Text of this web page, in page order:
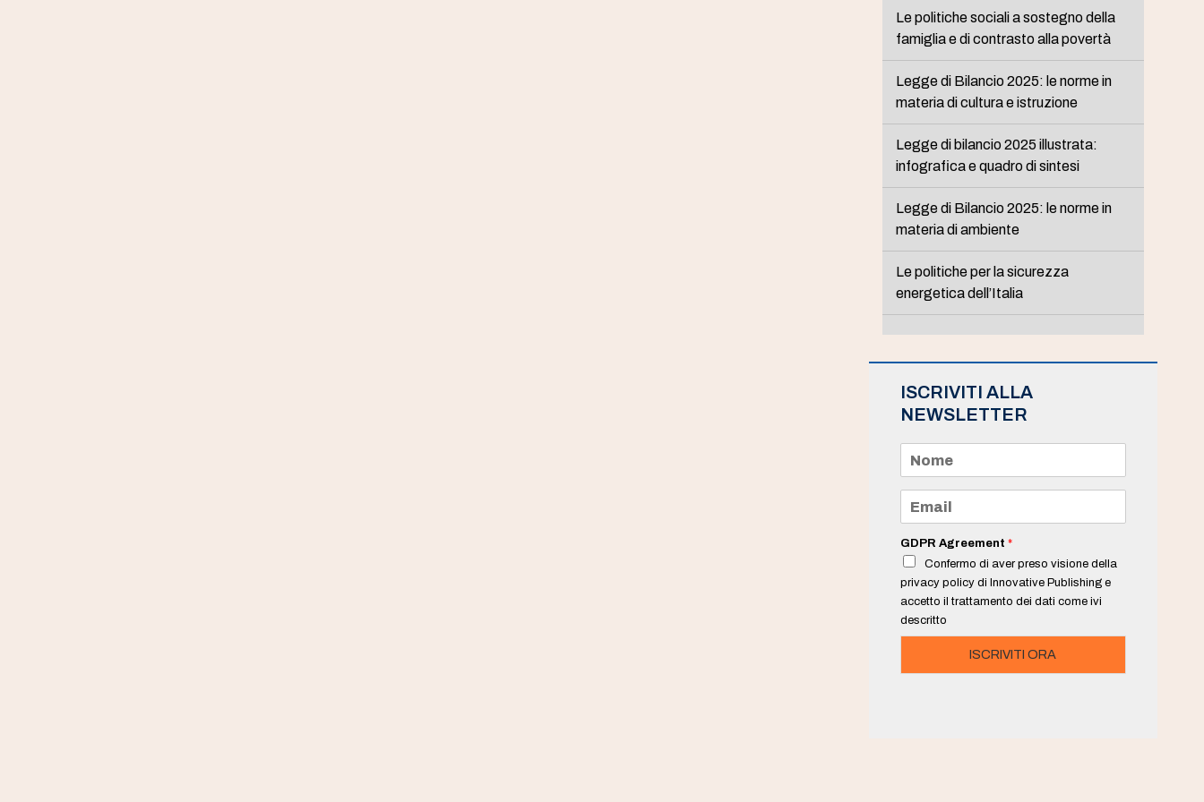
Le politiche sociali a sostegno della
famiglia e di contrasto alla povertà
Legge di Bilancio 2025: le norme in
materia di cultura e istruzione
Legge di bilancio 2025 illustrata:
infografica e quadro di sintesi
Legge di Bilancio 2025: le norme in
materia di ambiente
Le politiche per la sicurezza
energetica dell’Italia
ISCRIVITI ALLA
NEWSLETTER
m
e
a
i
*
GDPR Agreement *
Confermo di aver preso visione della
privacy policy di Innovative Publishing e
accetto il trattamento dei dati come ivi
descritto
ISCRIVITI ORA